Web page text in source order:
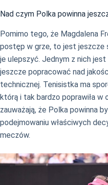
Nad czym Polka powinna
Pomimo tego, że Magdalena
postęp w grze, to jest jeszcze
je ulepszyć. Jednym z nich
jeszcze popracować nad
technicznej. Tenisistka ma
którą i tak bardzo poprawiła
zauważają, że Polka powinna
podejmowaniu właściwych
meczów.